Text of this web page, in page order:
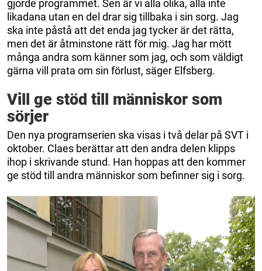
gjorde programmet. Sen är vi alla olika, alla inte
likadana utan en del drar sig tillbaka i sin sorg. Jag
ska inte påstå att det enda jag tycker är det rätta,
men det är åtminstone rätt för mig. Jag har mött
många andra som känner som jag, och som väldigt
gärna vill prata om sin förlust, säger Elfsberg.
Vill ge stöd till människor som
sörjer
Den nya programserien ska visas i två delar på SVT i
oktober. Claes berättar att den andra delen klipps
ihop i skrivande stund. Han hoppas att den kommer
ge stöd till andra människor som befinner sig i sorg.